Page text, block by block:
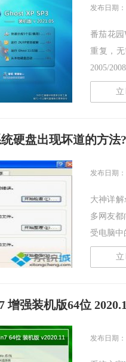
发布日期
番茄花
重复，
2005/
硬盘出现坏道的方法?
发布日期
大神详
多网友
受电脑
增强装机版64位
发布日期